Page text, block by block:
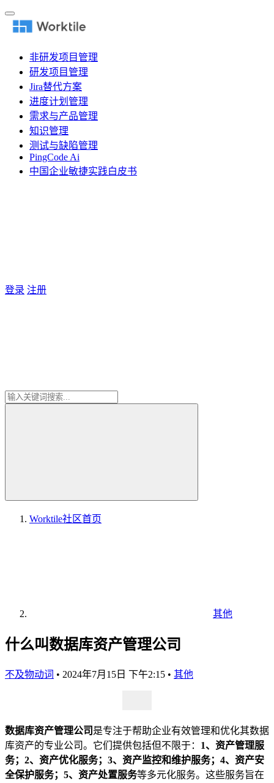
非研发项目管理
研发项目管理
Jira替代方案
进度计划管理
需求与产品管理
知识管理
测试与缺陷管理
PingCode Ai
中国企业敏捷实践白皮书
登录 注册
Worktile社区首页
其他
什么叫数据库资产管理公司
不及物动词 • 2024年7月15日 下午2:15 • 其他
数据库资产管理公司 是专注于帮助企业有效管理和优化其数据
库资产的专业公司。它们提供包括但不限于： 1、资产管理服
务；2、资产优化服务；3、资产监控和维护服务；4、资产安
全保护服务；5、资产处置服务等多元化服务。这些服务旨在